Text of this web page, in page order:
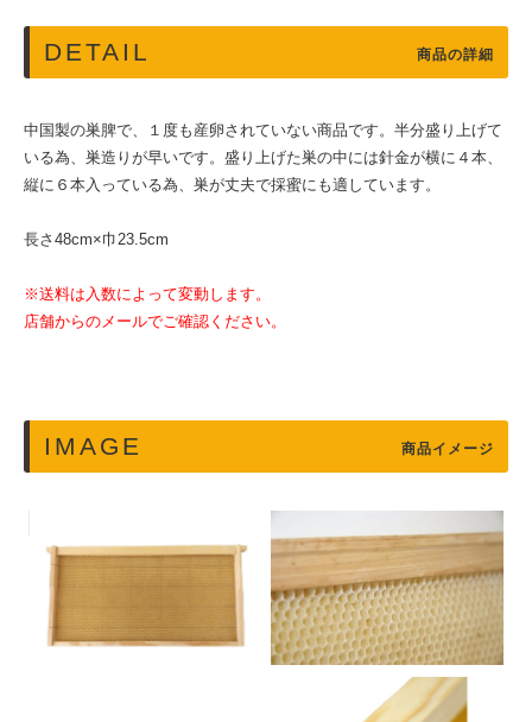
DETAIL 商品の詳細
中国製の巣脾で、１度も産卵されていない商品です。半分盛り上げて
いる為、巣造りが早いです。盛り上げた巣の中には針金が横に４本、
縦に６本入っている為、巣が丈夫で採蜜にも適しています。
長さ48cm×巾23.5cm
※送料は入数によって変動します。
店舗からのメールでご確認ください。
IMAGE 商品イメージ